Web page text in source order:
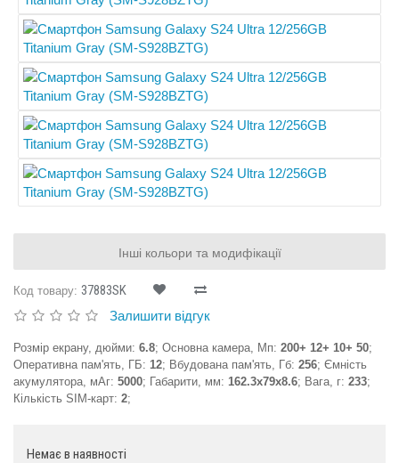
Інші кольори та модифікації
Код товару: 37883SK
Залишити відгук
Розмір екрану, дюйми: 6.8; Основна камера, Мп: 200+ 12+ 10+ 50;
Оперативна пам'ять, ГБ: 12; Вбудована пам'ять, Гб: 256; Ємність
акумулятора, мАг: 5000; Габарити, мм: 162.3x79x8.6; Вага, г: 233;
Кількість SIM-карт: 2;
Немає в наявності